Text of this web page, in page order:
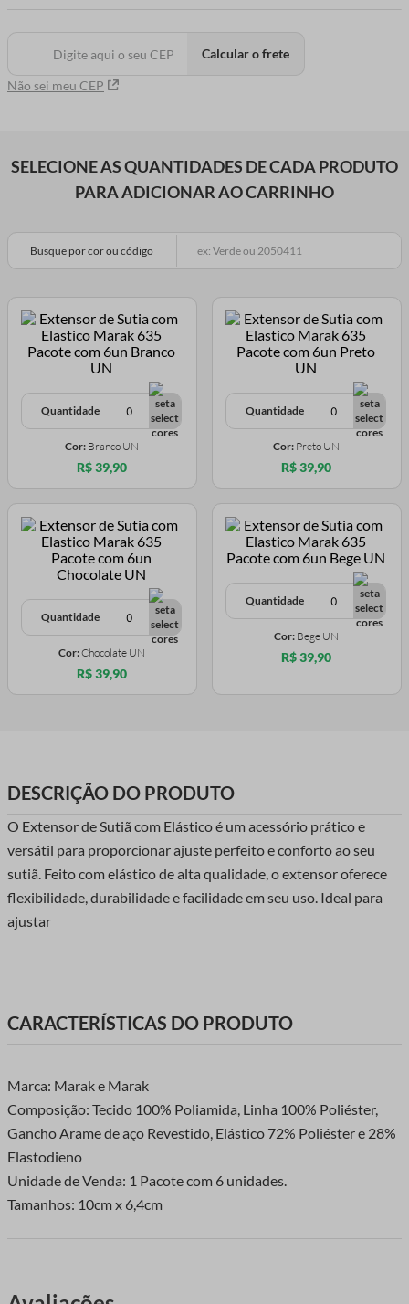
Não sei meu CEP
Calcular o frete
SELECIONE AS QUANTIDADES DE CADA PRODUTO
PARA ADICIONAR AO CARRINHO
Busque por cor ou código
Quantidade
Cor: Branco UN
R$ 39,90
Quantidade
Cor: Preto UN
R$ 39,90
Quantidade
Cor:Chocolate UN
R$ 39,90
Quantidade
Cor: Bege UN
R$ 39,90
DESCRIÇÃO DO PRODUTO
O Extensor de Sutiã com Elástico é um acessório prático e
versátil para proporcionar ajuste perfeito e conforto ao seu
sutiã. Feito com elástico de alta qualidade, o extensor oferece
flexibilidade, durabilidade e facilidade em seu uso. Ideal para
ajustar
CARACTERÍSTICAS DO PRODUTO
Marca: Marak e Marak
Composição: Tecido 100% Poliamida, Linha 100% Poliéster,
Gancho Arame de aço Revestido, Elástico 72% Poliéster e 28%
Elastodieno
Unidade de Venda: 1 Pacote com 6 unidades.
Tamanhos: 10cm x 6,4cm